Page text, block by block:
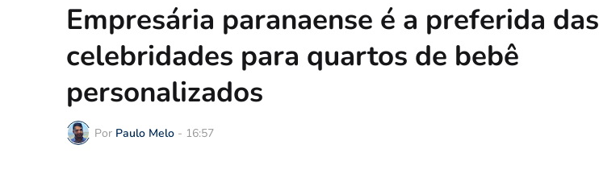
Empresária paranaense é a preferida das
celebridades para quartos de bebê
personalizados
Por Paulo Melo - 16:57